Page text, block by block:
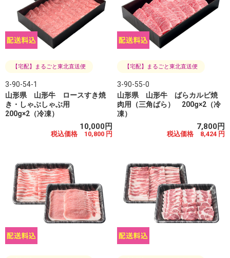
【宅配】まるごと東北直送便
3-90-54-1
山形県 山形牛 ロースすき焼
き・しゃぶしゃぶ用
200g×2（冷凍）
10,000円
税込価格 10,800 円
【宅配】まるごと東北直送便
3-90-55-0
山形県 山形牛 ばらカルビ焼
肉用（三角ばら） 200g×2（冷
凍）
7,800円
税込価格 8,424 円